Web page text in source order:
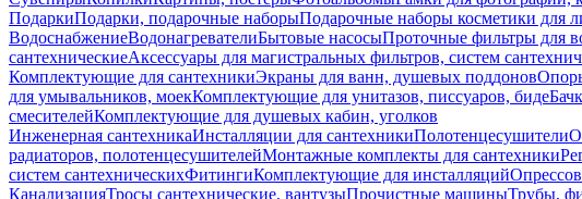
ПодаркиПодарки, подарочные наборыПодарочные наборы косметики для
ВодоснабжениеВодонагревателиБытовые насосыПроточные фильтры для
сантехническиеАксессуары для магистральных фильтров, систем
Комплектующие для сантехникиЭкраны для ванн, душевых поддонов
для умывальников, моекКомплектующие для унитазов, писсуаров, биде
смесителейКомплектующие для душевых кабин, уголков
Инженерная сантехникаИнсталляции для сантехникиПолотенцесушители
радиаторов, полотенцесушителейМонтажные комплекты для сантехники
систем сантехническихФитингиКомплектующие для инсталляций
КанализацияТросы сантехнические, вантузыПрочистные машиныТрубы,